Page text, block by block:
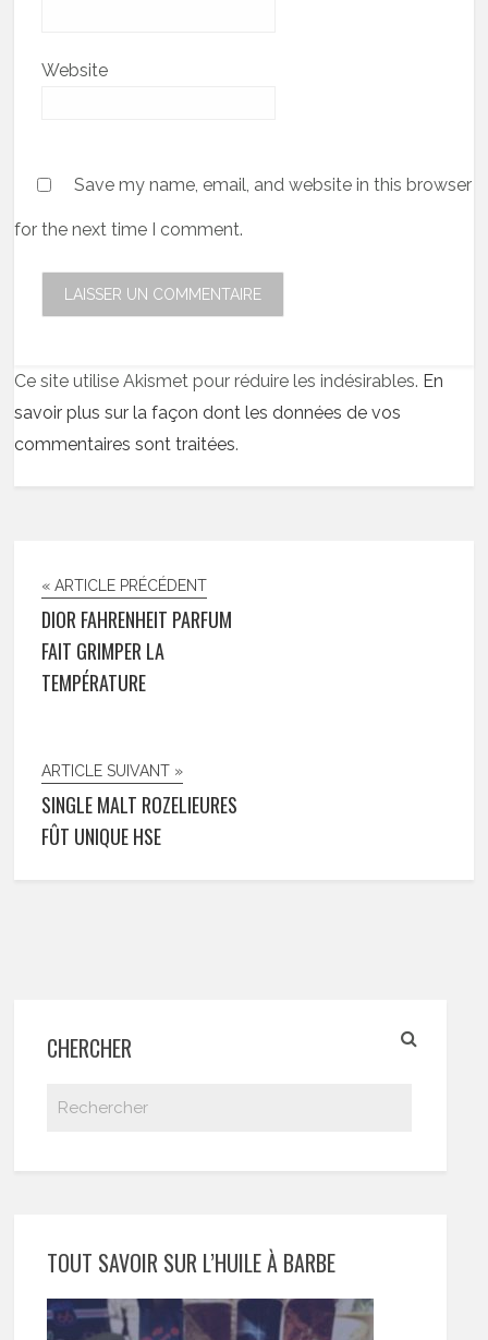
Website
Save my name, email, and website in this browser
for the next time I comment.
Ce site utilise Akismet pour réduire les indésirables. En
savoir plus sur la façon dont les données de vos
commentaires sont traitées.
« ARTICLE PRÉCÉDENT
DIOR FAHRENHEIT PARFUM
FAIT GRIMPER LA
TEMPÉRATURE
ARTICLE SUIVANT »
SINGLE MALT ROZELIEURES
FÛT UNIQUE HSE
CHERCHER
TOUT SAVOIR SUR L’HUILE À BARBE